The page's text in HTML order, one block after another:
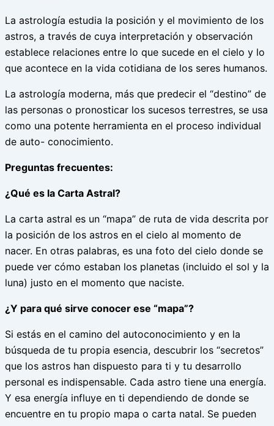
La astrología estudia la posición y el movimiento de los
astros, a través de cuya interpretación y observación
establece relaciones entre lo que sucede en el cielo y lo
que acontece en la vida cotidiana de los seres humanos.
La astrología moderna, más que predecir el “destino” de
las personas o pronosticar los sucesos terrestres, se usa
como una potente herramienta en el proceso individual
de auto- conocimiento.
Preguntas frecuentes:
¿Qué es la Carta Astral?
La carta astral es un “mapa” de ruta de vida descrita por
la posición de los astros en el cielo al momento de
nacer. En otras palabras, es una foto del cielo donde se
puede ver cómo estaban los planetas (incluido el sol y la
luna) justo en el momento que naciste.
¿Y para qué sirve conocer ese “mapa”?
Si estás en el camino del autoconocimiento y en la
búsqueda de tu propia esencia, descubrir los “secretos”
que los astros han dispuesto para ti y tu desarrollo
personal es indispensable. Cada astro tiene una energía.
Y esa energía influye en ti dependiendo de donde se
encuentre en tu propio mapa o carta natal. Se pueden